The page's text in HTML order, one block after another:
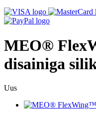
MEO®
disainiga
Uus